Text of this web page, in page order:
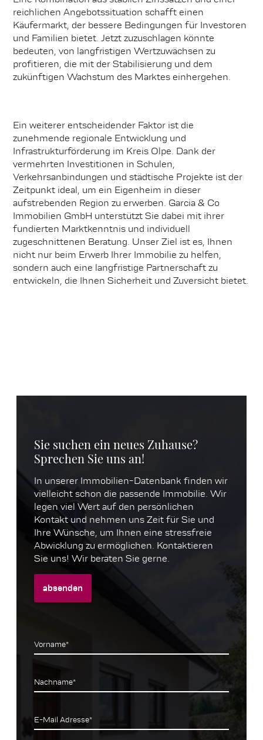
reichlichen Angebotssituation schafft einen
Käufermarkt, der bessere Bedingungen für Investoren
und Familien bietet. Jetzt zuzuschlagen könnte
bedeuten, von langfristigen Wertzuwächsen zu
profitieren, die mit der Stabilisierung und dem
zukünftigen Wachstum des Marktes einhergehen.
Ein weiterer entscheidender Faktor ist die
zunehmende regionale Entwicklung und
Infrastrukturförderung im Kreis Olpe. Dank der
vermehrten Investitionen in Schulen,
Verkehrsanbindungen und städtische Projekte ist der
Zeitpunkt ideal, um ein Eigenheim in dieser
aufstrebenden Region zu erwerben. Garcia & Co
Immobilien GmbH unterstützt Sie dabei mit ihrer
fundierten Marktkenntnis und individuell
zugeschnittenen Beratung. Unser Ziel ist es, Ihnen
nicht nur beim Erwerb Ihrer Immobilie zu helfen,
sondern auch eine langfristige Partnerschaft zu
entwickeln, die Ihnen Sicherheit und Zuversicht bietet.
Sie suchen ein neues Zuhause?
Sprechen Sie uns an!
In unserer Immobilien-Datenbank finden wir
vielleicht schon die passende Immobilie. Wir
legen viel Wert auf den persönlichen
Kontakt und nehmen uns Zeit für Sie und
Ihre Wünsche, um Ihnen eine stressfreie
Abwicklung zu ermöglichen. Kontaktieren
Sie uns! Wir beraten Sie gerne.
absenden
Vorname*
Nachname*
E-Mail Adresse*